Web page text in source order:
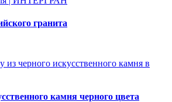
гранита
камня черного цвета